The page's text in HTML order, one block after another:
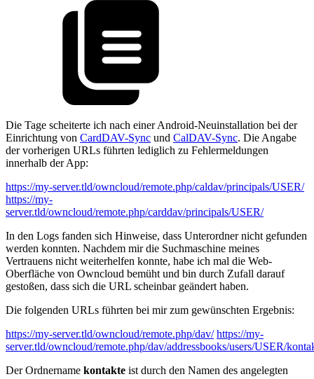
Die Tage scheiterte ich nach einer Android-Neuinstallation bei der
Einrichtung von CardDAV-Sync und CalDAV-Sync. Die Angabe
der vorherigen URLs führten lediglich zu Fehlermeldungen
innerhalb der App:
https://my-server.tld/owncloud/remote.php/caldav/principals/USER/
https://my-
server.tld/owncloud/remote.php/carddav/principals/USER/
In den Logs fanden sich Hinweise, dass Unterordner nicht gefunden
werden konnten. Nachdem mir die Suchmaschine meines
Vertrauens nicht weiterhelfen konnte, habe ich mal die Web-
Oberfläche von Owncloud bemüht und bin durch Zufall darauf
gestoßen, dass sich die URL scheinbar geändert haben.
Die folgenden URLs führten bei mir zum gewünschten Ergebnis:
https://my-server.tld/owncloud/remote.php/dav/ https://my-
server.tld/owncloud/remote.php/dav/addressbooks/users/USER/
Der Ordnername kontakte ist durch den Namen des angelegten